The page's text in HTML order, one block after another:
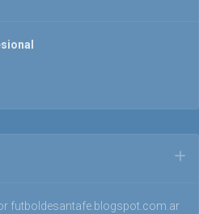
futboldesantafe.blogspot.com.ar